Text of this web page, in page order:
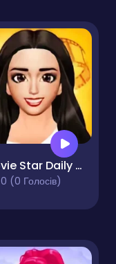
Movie Star Daily Routine
0 (0 Голосів)